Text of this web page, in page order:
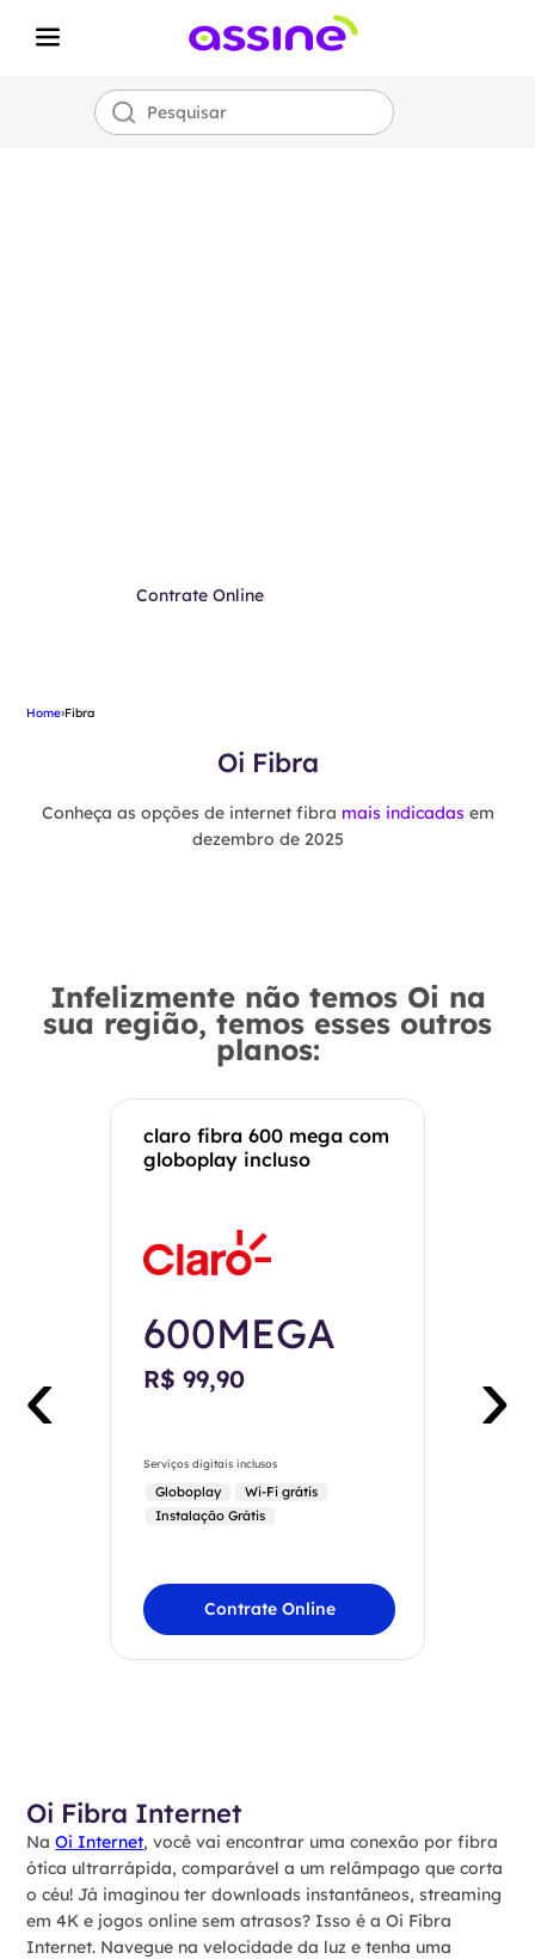
Contrate Online
Home›Fibra
Oi Fibra
Conheça as opções de internet fibra mais indicadas em
dezembro de 2025
Infelizmente não temos Oi na
sua região, temos esses outros
planos:
claro fibra 600 mega com
globoplay incluso
600MEGA
R$ 99,90
Serviços digitais inclusos
Globoplay
Wi-Fi grátis
Instalação Grátis
Contrate Online
‹ ›
Oi Fibra Internet
NaOi Internet, você vai encontrar uma conexão por fibra
ótica ultrarrápida, comparável a um relâmpago que corta
o céu! Já imaginou ter downloads instantâneos, streaming
em 4K e jogos online sem atrasos? Isso é a Oi Fibra
Internet. Navegue na velocidade da luz e tenha uma